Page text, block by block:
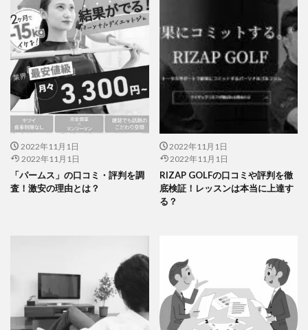
2022年11月1日
2022年11月1日
「パームス」の口コミ・評判を調
査！激安の理由とは？
2022年11月1日
2022年11月1日
RIZAP GOLFの口コミや評判を徹
底検証！レッスンは本当に上達す
る？